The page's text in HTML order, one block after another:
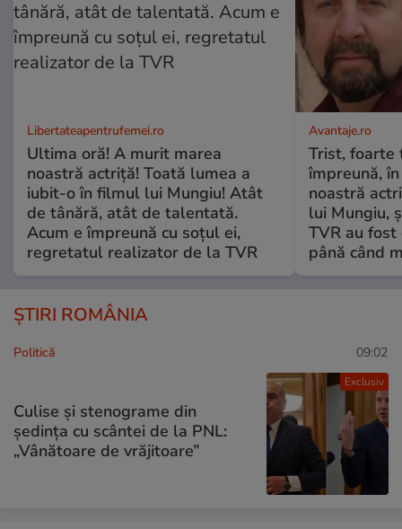
Libertateapentrufemei.ro
Ultima oră! A murit marea
noastră actriță! Toată lumea a
iubit-o în filmul lui Mungiu! Atât
de tânără, atât de talentată.
Acum e împreună cu soțul ei,
regretatul realizator de la TVR
Avantaje.ro
Trist, foarte
împreună,
noastră
lui Mungiu,
TVR au
până când
ȘTIRI ROMÂNIA
Exclusiv
Politică 09:02
Culise și stenograme din
ședința cu scântei de la PNL:
„Vânătoare de vrăjitoare”